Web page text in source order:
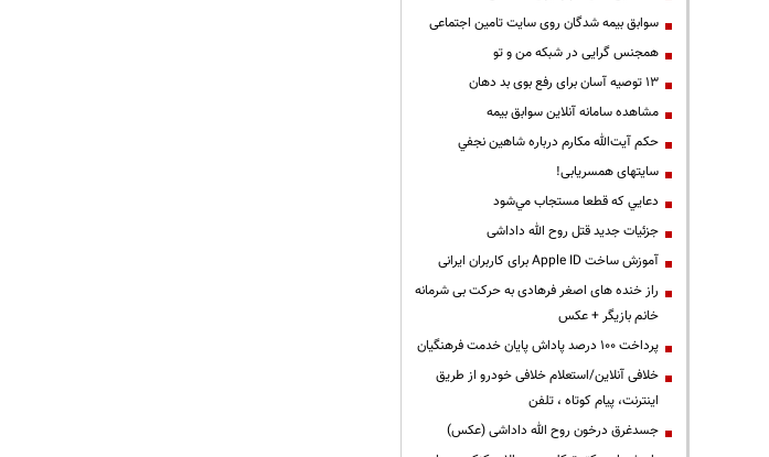
سوابق بیمه شدگان روی سایت تامین اجتماعی
همجنس گرایی در شبکه من و تو
13 توصیه آسان برای رفع بوی بد دهان
مشاهده سامانه آنلاين سوابق بیمه
حكم آيت‌الله مكارم درباره شاهين نجفي
سایتهای همسریابی!
دعايي كه قطعا مستجاب مي‌شود
جزئیات جدید قتل روح الله داداشی
آموزش ساخت Apple ID برای کاربران ایرانی
راز خنده های اصغر فرهادی به حرکت بی شرمانه
خانم بازیگر + عکس
پرداخت ۱۰۰ درصد پاداش پایان خدمت فرهنگیان
خلافی آنلاین/استعلام خلافی خودرو از طریق
اینترنت، پیام کوتاه ، تلفن
جسدغرق درخون روح الله داداشی (عکس)